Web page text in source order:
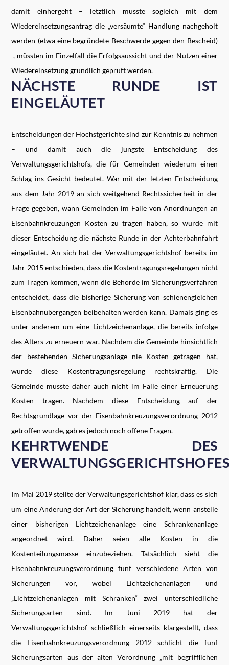
damit einhergeht – letztlich müsste sogleich mit dem
Wiedereinsetzungsantrag die „versäumte“ Handlung nachgeholt
werden (etwa eine begründete Beschwerde gegen den Bescheid)
-, müssten im Einzelfall die Erfolgsaussicht und der Nutzen einer
Wiedereinsetzung gründlich geprüft werden.
NÄCHSTE RUNDE IST
EINGELÄUTET
Entscheidungen der Höchstgerichte sind zur Kenntnis zu nehmen
– und damit auch die jüngste Entscheidung des
Verwaltungsgerichtshofs, die für Gemeinden wiederum einen
Schlag ins Gesicht bedeutet. War mit der letzten Entscheidung
aus dem Jahr 2019 an sich weitgehend Rechtssicherheit in der
Frage gegeben, wann Gemeinden im Falle von Anordnungen an
Eisenbahnkreuzungen Kosten zu tragen haben, so wurde mit
dieser Entscheidung die nächste Runde in der Achterbahnfahrt
eingeläutet. An sich hat der Verwaltungsgerichtshof bereits im
Jahr 2015 entschieden, dass die Kostentragungsregelungen nicht
zum Tragen kommen, wenn die Behörde im Sicherungsverfahren
entscheidet, dass die bisherige Sicherung von schienengleichen
Eisenbahnübergängen beibehalten werden kann. Damals ging es
unter anderem um eine Lichtzeichenanlage, die bereits infolge
des Alters zu erneuern war. Nachdem die Gemeinde hinsichtlich
der bestehenden Sicherungsanlage nie Kosten getragen hat,
wurde diese Kostentragungsregelung rechtskräftig. Die
Gemeinde musste daher auch nicht im Falle einer Erneuerung
Kosten tragen. Nachdem diese Entscheidung auf der
Rechtsgrundlage vor der Eisenbahnkreuzungsverordnung 2012
getroffen wurde, gab es jedoch noch offene Fragen.
KEHRTWENDE DES
Im Mai 2019 stellte der Verwaltungsgerichtshof klar, dass es sich
um eine Änderung der Art der Sicherung handelt, wenn anstelle
einer bisherigen Lichtzeichenanlage eine Schrankenanlage
angeordnet wird. Daher seien alle Kosten in die
Kostenteilungsmasse einzubeziehen. Tatsächlich sieht die
Eisenbahnkreuzungsverordnung fünf verschiedene Arten von
Sicherungen vor, wobei Lichtzeichenanlagen und
„Lichtzeichenanlagen mit Schranken“ zwei unterschiedliche
Sicherungsarten sind. Im Juni 2019 hat der
Verwaltungsgerichtshof schließlich einerseits klargestellt, dass
die Eisenbahnkreuzungsverordnung 2012 schlicht die fünf
Sicherungsarten aus der alten Verordnung „mit begrifflichen